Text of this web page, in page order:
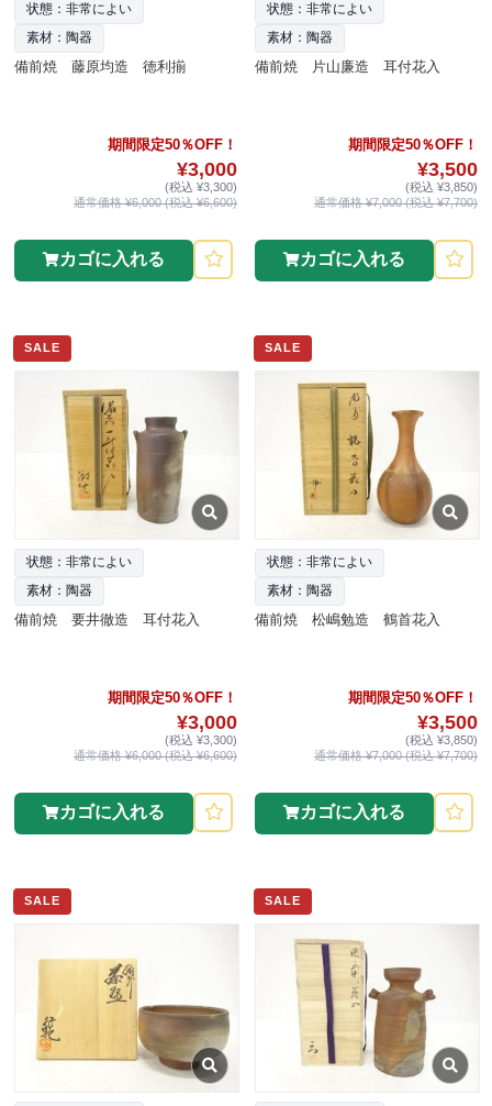
状態：非常によい
素材：陶器
備前焼 藤原均造 徳利揃
期間限定50％OFF！
¥3,000
(税込 ¥3,300)
通常価格 ¥6,000 (税込 ¥6,600)
カゴに入れる
状態：非常によい
素材：陶器
備前焼 片山廉造 耳付花入
期間限定50％OFF！
¥3,500
(税込 ¥3,850)
通常価格 ¥7,000 (税込 ¥7,700)
カゴに入れる
SALE
状態：非常によい
素材：陶器
備前焼 要井徹造 耳付花入
期間限定50％OFF！
¥3,000
(税込 ¥3,300)
通常価格 ¥6,000 (税込 ¥6,600)
カゴに入れる
SALE
状態：非常によい
素材：陶器
備前焼 松嶋勉造 鶴首花入
期間限定50％OFF！
¥3,500
(税込 ¥3,850)
通常価格 ¥7,000 (税込 ¥7,700)
カゴに入れる
SALE SALE